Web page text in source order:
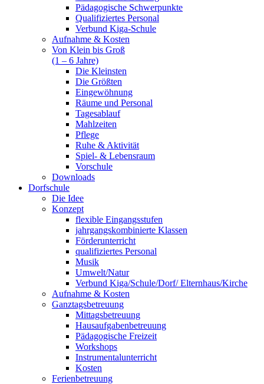
Pädagogische Schwerpunkte
Qualifiziertes Personal
Verbund Kiga-Schule
Aufnahme & Kosten
Von Klein bis Groß
(1 – 6 Jahre)
Die Kleinsten
Die Größten
Eingewöhnung
Räume und Personal
Tagesablauf
Mahlzeiten
Pflege
Ruhe & Aktivität
Spiel- & Lebensraum
Vorschule
Downloads
Dorfschule
Die Idee
Konzept
flexible Eingangsstufen
jahrgangskombinierte Klassen
Förderunterricht
qualifiziertes Personal
Musik
Umwelt/Natur
Verbund Kiga/Schule/Dorf/ Elternhaus/Kirche
Aufnahme & Kosten
Ganztagsbetreuung
Mittagsbetreuung
Hausaufgabenbetreuung
Pädagogische Freizeit
Workshops
Instrumentalunterricht
Kosten
Ferienbetreuung